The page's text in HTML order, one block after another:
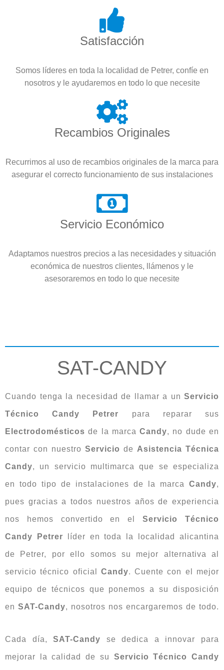
Satisfacción
Somos líderes en toda la localidad de Petrer, confíe en
nosotros y le ayudaremos en todo lo que necesite
Recambios Originales
Recurrimos al uso de recambios originales de la marca para
asegurar el correcto funcionamiento de sus instalaciones
Servicio Económico
Adaptamos nuestros precios a las necesidades y situación
económica de nuestros clientes, llámenos y le
asesoraremos en todo lo que necesite
SAT-CANDY
Cuando tenga la necesidad de llamar a un Servicio
Técnico Candy Petrer para reparar sus
Electrodomésticos de la marcaCandy, no dude en
contar con nuestro Servicio de Asistencia Técnica
Candy, un servicio multimarca que se especializa
en todo tipo de instalaciones de la marca Candy,
pues gracias a todos nuestros años de experiencia
nos hemos convertido en elServicio Técnico
Candy Petrer líder en toda la localidad alicantina
de Petrer, por ello somos su mejor alternativa al
servicio técnico oficial Candy. Cuente con el mejor
equipo de técnicos que ponemos a su disposición
en SAT-Candy, nosotros nos encargaremos de todo.
Cada día,SAT-Candy se dedica a innovar para
mejorar la calidad de su Servicio Técnico Candy